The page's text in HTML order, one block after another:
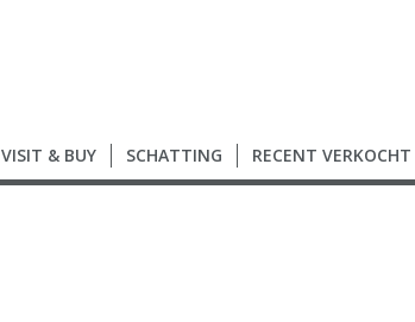
VISIT & BUY SCHATTING RECENT VERKOCHT